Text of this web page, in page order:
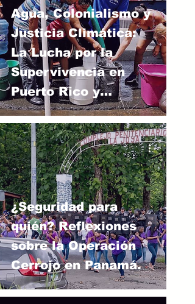
Agua, Colonialismo y
Justicia Climática:
La Lucha por la
Supervivencia en
Puerto Rico y
Panamá
¿Seguridad para
quién? Reflexiones
sobre la Operación
Cerrojo en Panamá.